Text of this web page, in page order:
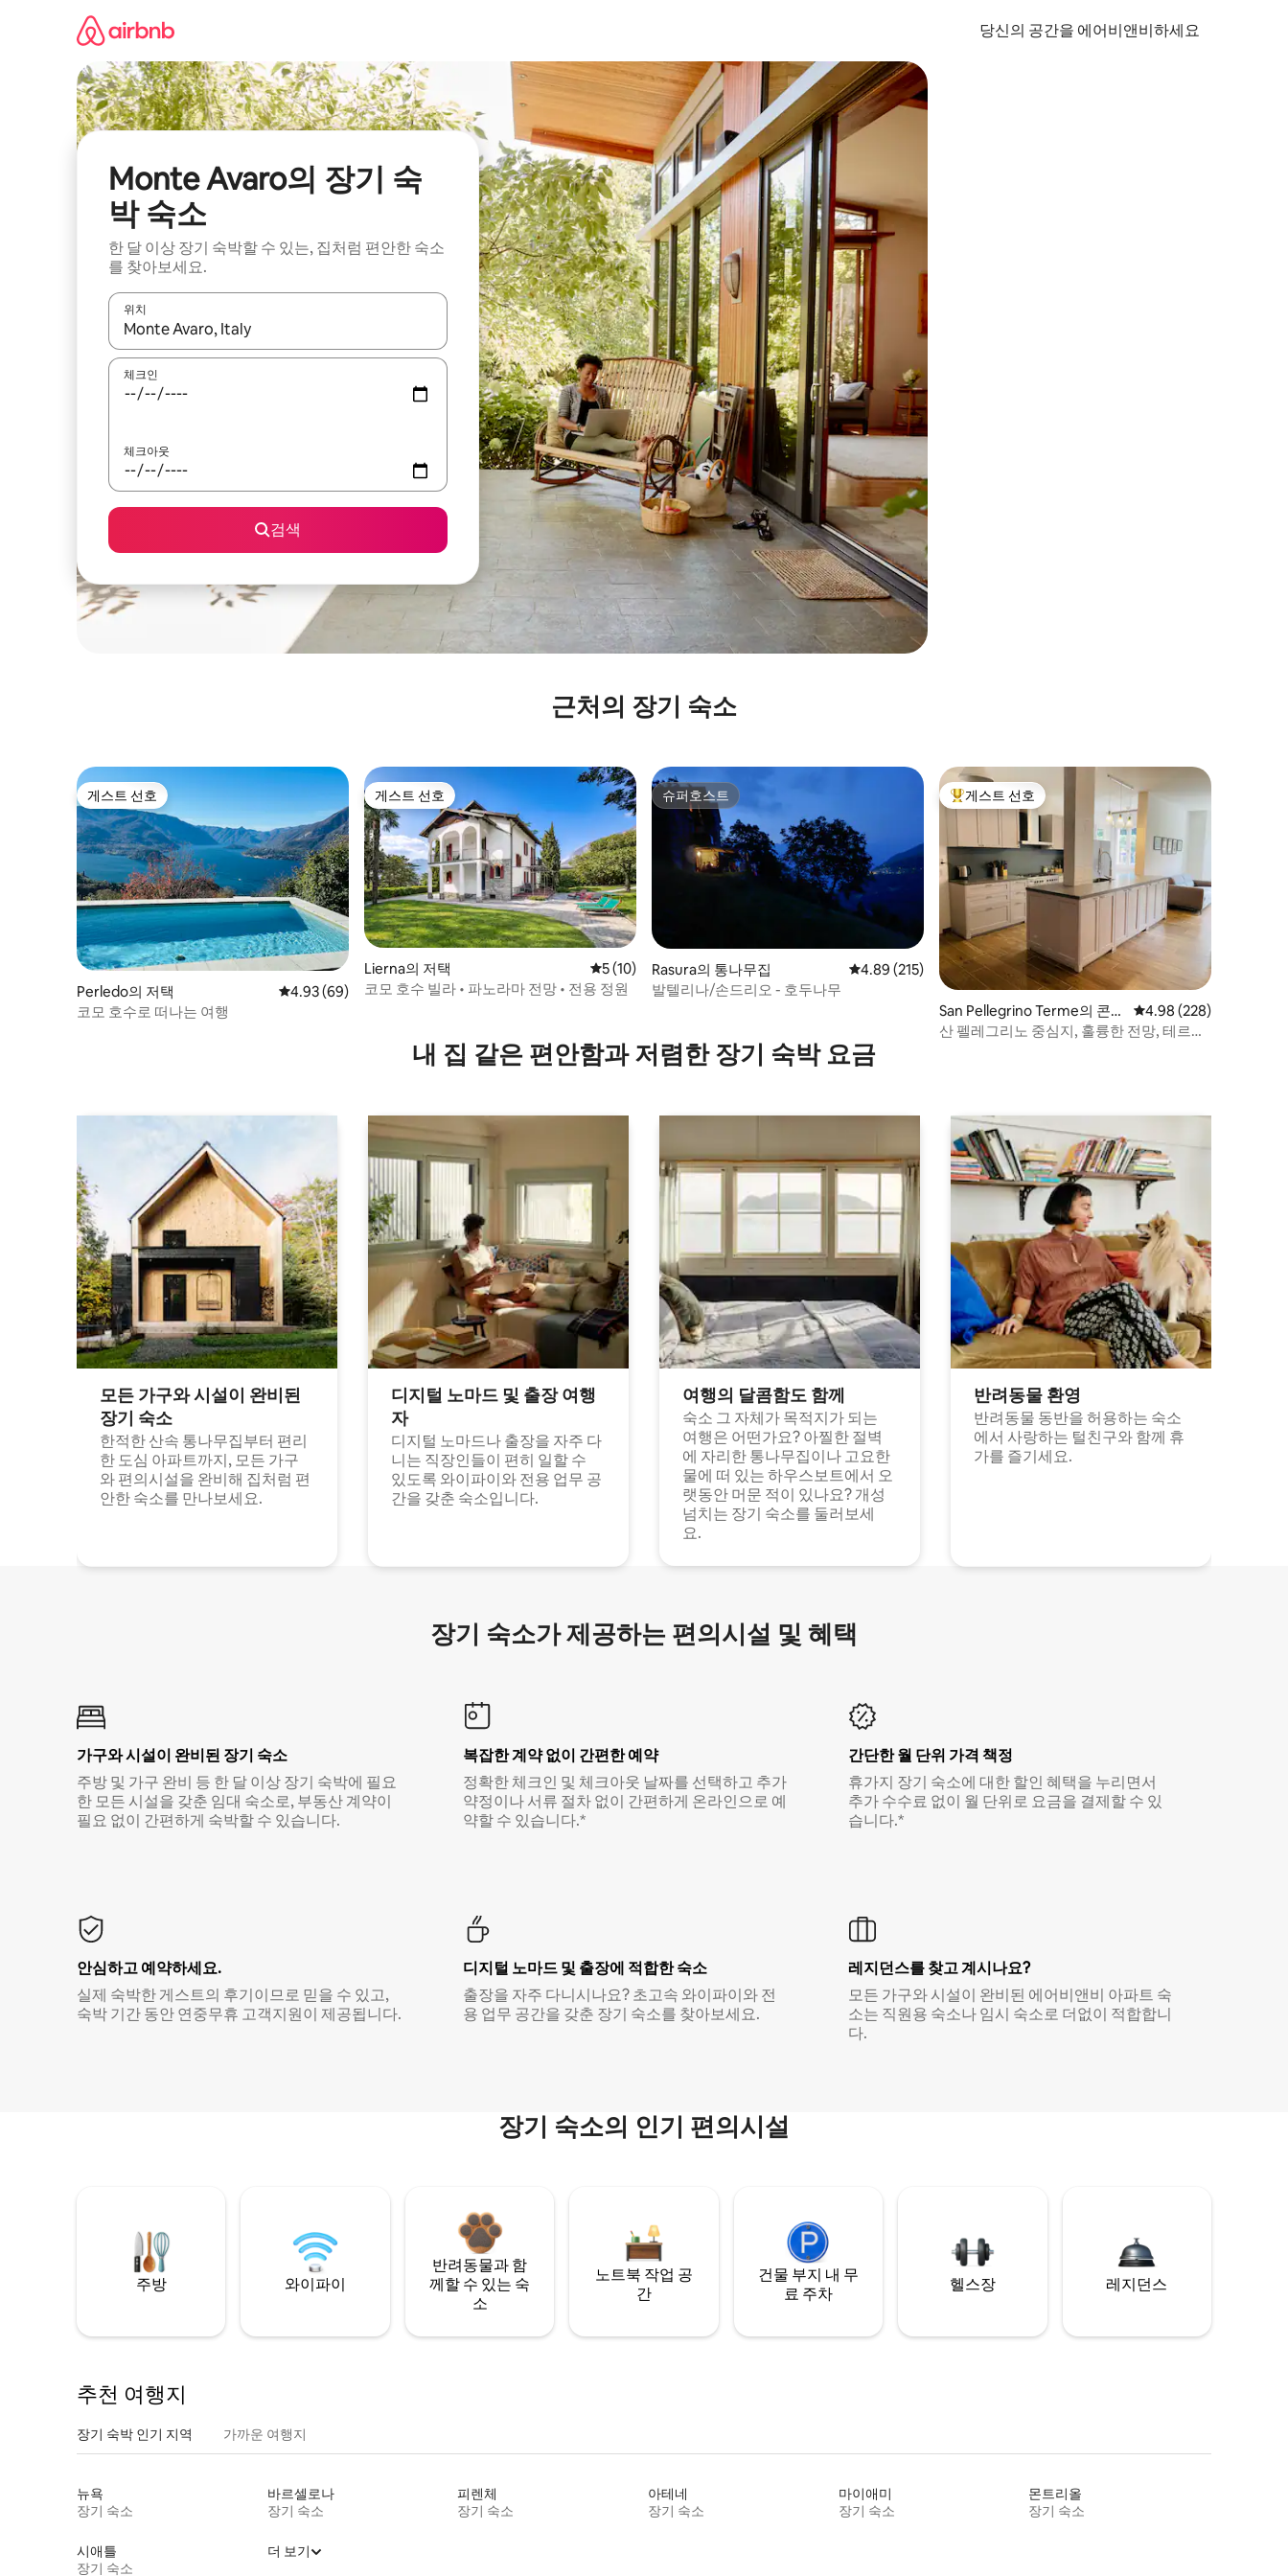
당신의 공간을 에어비앤비하세요
Monte Avaro의 장기 숙
박 숙소
한 달 이상 장기 숙박할 수 있는, 집처럼 편안한 숙소
를 찾아보세요.
위치
결과가 나오면 위·아래 화살표 키를 사용하거나 터치 또는 스와이프 동작으로 탐색하세요.
체크인
체크아웃
검색
근처의 장기 숙소
게스트 선호
게스트 선호
Perledo의 저택 평점 4.93점(5점 만점), 후기 69개
4.93 (69)
코모 호수로 떠나는 여행
게스트 선호
게스트 선호
Lierna의 저택 평점 5점(5점 만점), 후기 10개
5 (10)
코모 호수 빌라 • 파노라마 전망 • 전용 정원
슈퍼호스트
슈퍼호스트
Rasura의 통나무집 평점 4.89점(5점 만점), 후기 215개
4.89 (215)
발텔리나/손드리오 - 호두나무
상위 게스트 선호
게스트 선호
San Pellegrino Terme의 콘도
미니엄
평점 4.98점(5점 만점),
4.98 (228)
산 펠레그리노 중심지, 훌륭한 전망, 테르메
내 집 같은 편안함과 저렴한 장기 숙박 요금
모든 가구와 시설이 완비된
장기 숙소
한적한 산속 통나무집부터 편리
한 도심 아파트까지, 모든 가구
와 편의시설을 완비해 집처럼 편
안한 숙소를 만나보세요.
디지털 노마드 및 출장 여행
자
디지털 노마드나 출장을 자주 다
니는 직장인들이 편히 일할 수
있도록 와이파이와 전용 업무 공
간을 갖춘 숙소입니다.
여행의 달콤함도 함께
숙소 그 자체가 목적지가 되는
여행은 어떤가요? 아찔한 절벽
에 자리한 통나무집이나 고요한
물에 떠 있는 하우스보트에서 오
랫동안 머문 적이 있나요? 개성
넘치는 장기 숙소를 둘러보세
요.
반려동물 환영
반려동물 동반을 허용하는 숙소
에서 사랑하는 털친구와 함께 휴
가를 즐기세요.
장기 숙소가 제공하는 편의시설 및 혜택
가구와 시설이 완비된 장기 숙소
주방 및 가구 완비 등 한 달 이상 장기 숙박에 필요
한 모든 시설을 갖춘 임대 숙소로, 부동산 계약이
필요 없이 간편하게 숙박할 수 있습니다.
복잡한 계약 없이 간편한 예약
정확한 체크인 및 체크아웃 날짜를 선택하고 추가
약정이나 서류 절차 없이 간편하게 온라인으로 예
약할 수 있습니다.*
간단한 월 단위 가격 책정
휴가지 장기 숙소에 대한 할인 혜택을 누리면서
추가 수수료 없이 월 단위로 요금을 결제할 수 있
습니다.*
안심하고 예약하세요.
실제 숙박한 게스트의 후기이므로 믿을 수 있고,
숙박 기간 동안 연중무휴 고객지원이 제공됩니다.
디지털 노마드 및 출장에 적합한 숙소
출장을 자주 다니시나요? 초고속 와이파이와 전
용 업무 공간을 갖춘 장기 숙소를 찾아보세요.
레지던스를 찾고 계시나요?
모든 가구와 시설이 완비된 에어비앤비 아파트 숙
소는 직원용 숙소나 임시 숙소로 더없이 적합합니
다.
장기 숙소의 인기 편의시설
주방 와이파이
반려동물과 함
께할 수 있는 숙
소
노트북 작업 공
간
건물 부지 내 무
료 주차
헬스장 레지던스
추천 여행지
장기 숙박 인기 지역 가까운 여행지
뉴욕
장기 숙소
바르셀로나
장기 숙소
피렌체
장기 숙소
아테네
장기 숙소
마이애미
장기 숙소
몬트리올
장기 숙소
시애틀
장기 숙소
더 보기